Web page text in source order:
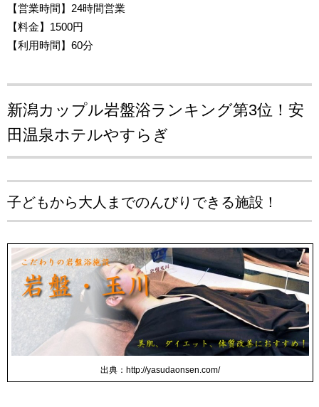
【営業時間 】24時間営業
【料金】1500円
【利用時間】60分
新潟カップル岩盤浴ランキング第3位！ 安
田温泉ホテルやすらぎ
子どもから大人までのんびりできる施設！
出典：http://yasudaonsen.com/